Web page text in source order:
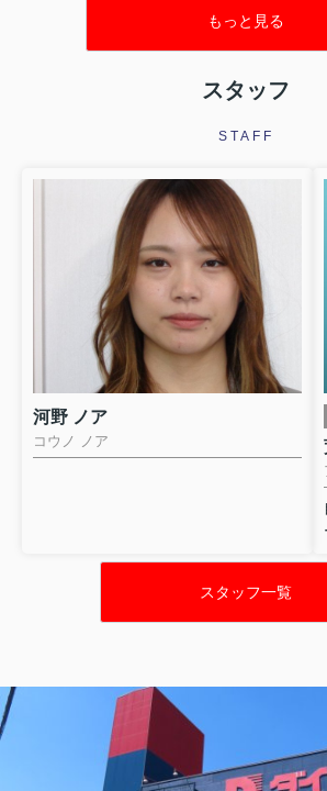
は、網走市で中古住宅を検討している方に向
立地・環境の選び方、寒冷地ならではの建物
ご自身に合った中古戸建の選び方が明確にな
もっと見る
スタッフ
STAFF
河野 ノア
コウノ ノア
スタッフ一覧